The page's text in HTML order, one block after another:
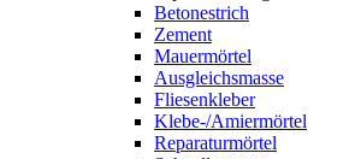
Betonestrich
Zement
Mauermörtel
Ausgleichsmasse
Fliesenkleber
Klebe-/Amiermörtel
Reparaturmörtel